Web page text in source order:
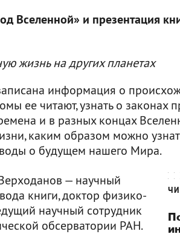
Вселенной» и презентация
жизнь на других планетах
информация о
ее читают, узнать о законах
и в разных концах
каким образом можно
о будущем нашего Мира.
— научный
книги, доктор физико-
научный сотрудник
обсерватории РАН.